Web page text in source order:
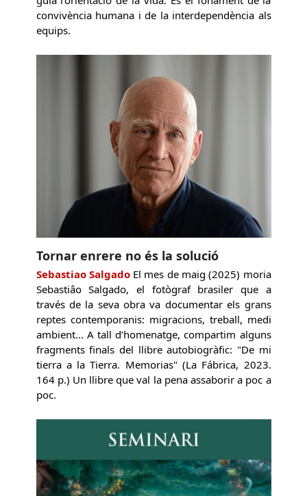
convivència humana i de la interdependència als
equips.
Tornar enrere no és la solució
Sebastiao SalgadoEl mes de maig (2025) moria
Sebastiâo Salgado, el fotògraf brasiler que a
través de la seva obra va documentar els grans
reptes contemporanis: migracions, treball, medi
ambient... A tall d’homenatge, compartim alguns
fragments finals del llibre autobiogràfic: "De mi
tierra a la Tierra. Memorias" (La Fábrica, 2023.
164 p.) Un llibre que val la pena assaborir a poc a
poc.